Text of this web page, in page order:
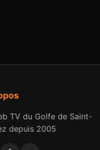
TV du Golfe de Saint-
depuis 2005